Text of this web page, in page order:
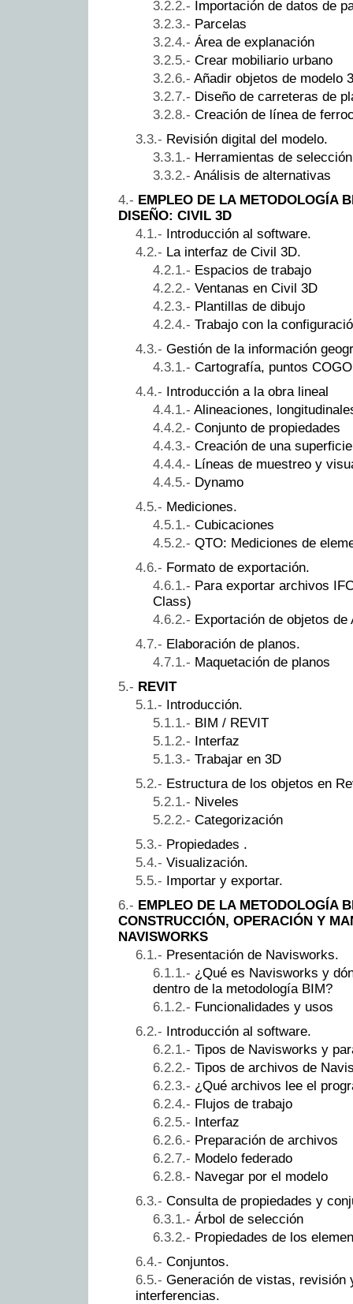
Importación de datos de
Parcelas
Área de explanación
Crear mobiliario urbano
Añadir objetos de modelo
Diseño de carreteras de
Creación de línea de
Revisión digital del modelo.
Herramientas de
Análisis de alternativas
EMPLEO DE LA METODOLOGÍA
DISEÑO: CIVIL 3D
Introducción al software.
La interfaz de Civil 3D.
Espacios de trabajo
Ventanas en Civil 3D
Plantillas de dibujo
Trabajo con la
Gestión de la información
Cartografía, puntos
Introducción a la obra lineal
Alineaciones,
Conjunto de propiedades
Creación de una
Líneas de muestreo y
Dynamo
Mediciones.
Cubicaciones
QTO: Mediciones de
Formato de exportación.
Para exportar archivos
Class)
Exportación de objetos
Elaboración de planos.
Maquetación de planos
REVIT
Introducción.
BIM / REVIT
Interfaz
Trabajar en 3D
Estructura de los objetos en
Niveles
Categorización
Propiedades .
Visualización.
Importar y exportar.
EMPLEO DE LA METODOLOGÍA
CONSTRUCCIÓN, OPERACIÓN Y
NAVISWORKS
Presentación de Navisworks.
¿Qué es Navisworks y
dentro de la metodología BIM?
Funcionalidades y usos
Introducción al software.
Tipos de Navisworks y
Tipos de archivos de
¿Qué archivos lee el
Flujos de trabajo
Interfaz
Preparación de archivos
Modelo federado
Navegar por el modelo
Consulta de propiedades y
Árbol de selección
Propiedades de los
Conjuntos.
Generación de vistas, revisión
interferencias.